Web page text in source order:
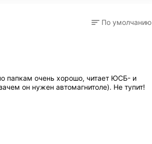
По умолчанию
папкам очень хорошо, читает ЮСБ- и
он нужен автомагнитоле). Не тупит!